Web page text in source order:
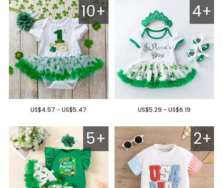
10+
US$4.57 - US$5.47
4+
US$5.29 - US$6.19
5+ 2+